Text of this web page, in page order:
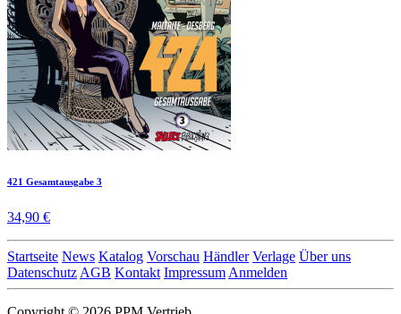
421 Gesamtausgabe 3
34,90 €
Startseite News Katalog Vorschau Händler Verlage Über uns
Datenschutz AGB Kontakt Impressum Anmelden